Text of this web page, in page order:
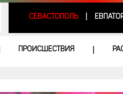
СЕВАСТОПОЛЬ
ПРОИСШЕСТВИЯ